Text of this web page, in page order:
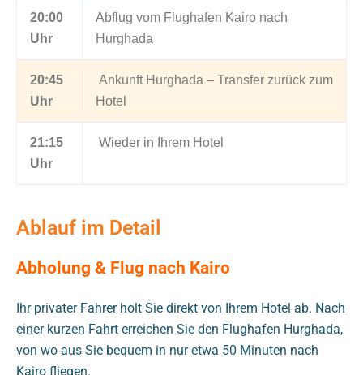
20:00
Uhr
Abflug vom Flughafen Kairo nach
Hurghada
20:45
Uhr
Ankunft Hurghada – Transfer zurück zum
Hotel
21:15
Uhr
Wieder in Ihrem Hotel
Ablauf im Detail
Abholung & Flug nach Kairo
Ihr privater Fahrer holt Sie direkt von Ihrem Hotel ab. Nach
einer kurzen Fahrt erreichen Sie den Flughafen Hurghada,
von wo aus Sie bequem in nur etwa 50 Minuten nach
Kairo fliegen.